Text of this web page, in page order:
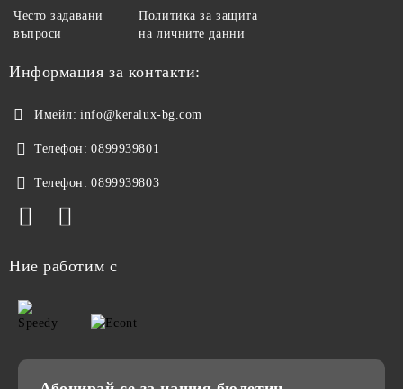
Често задавани
въпроси
Политика за защита
на личните данни
Информация за контакти:
Имейл: info@keralux-bg.com
Телефон: 0899939801
Телефон: 0899939803
Ние работим с